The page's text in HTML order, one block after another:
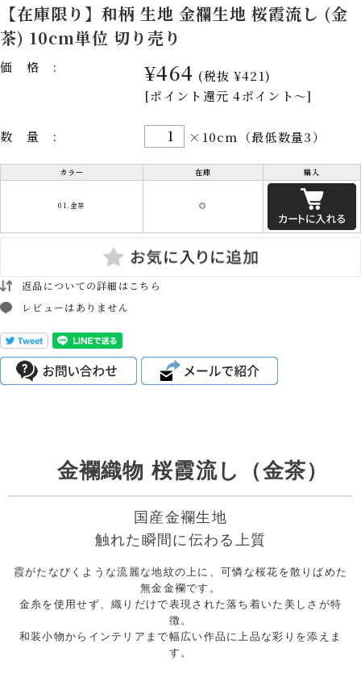
【在庫限り】和柄 生地 金襴生地 桜霞流し (金
茶) 10cm単位 切り売り
価格: ¥464 (税抜 ¥421)
[ポイント還元 4ポイント～]
数量: ×10cm（最低数量3）
カラー 在庫 購入
01.金茶 ◎
返品についての詳細はこちら
レビューはありません
金襴織物 桜霞流し（金茶）
国産金襴生地
触れた瞬間に伝わる上質
霞がたなびくような流麗な地紋の上に、可憐な桜花を散りばめた
無金金襴です。
金糸を使用せず、織りだけで表現された落ち着いた美しさが特
徴。
和装小物からインテリアまで幅広い作品に上品な彩りを添えま
す。